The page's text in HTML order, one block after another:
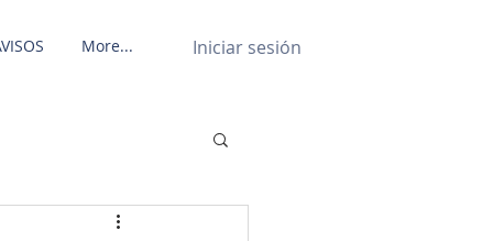
More... Iniciar sesión